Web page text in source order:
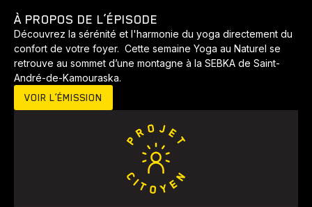
À PROPOS DE L’ÉPISODE
Découvrez la sérénité et l'harmonie du yoga directement du
confort de votre foyer. Cette semaine Yoga au Naturel se
retrouve au sommet d’une montagne à la SEBKA de Saint-
André-de-Kamouraska.
VOIR L’ÉMISSION